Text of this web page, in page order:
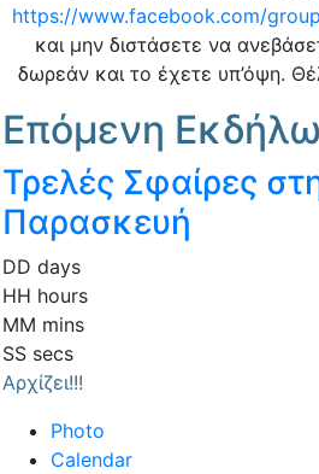
https://www.facebook.com/
και μην διστάσετε να
δωρεάν και το έχετε υπ’όψη.
Επόμενη
Τρελές Σφαίρες
Παρασκευή
DD days
HH hours
MM mins
SS secs
Αρχίζει!!!
Photo
Calendar